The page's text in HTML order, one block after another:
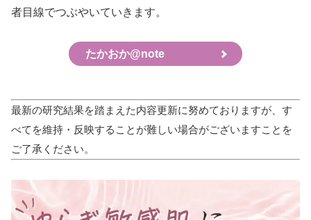
者目線でつぶやいていきます。
たかおか@note
最新の研究結果を踏まえた内容更新に努めておりますが、す
べてを維持・反映することが難しい場合がございますことを
ご了承ください。